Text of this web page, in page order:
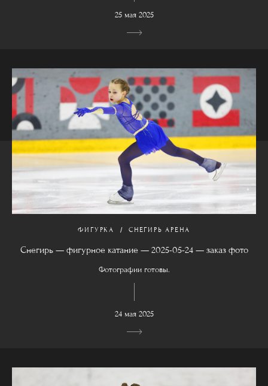
25 мая 2025
ФИГУРКА СНЕГИРЬ АРЕНА
Снегирь — фигурное катание — 2025-05-24 — заказ фото
Фотографии готовы.
24 мая 2025